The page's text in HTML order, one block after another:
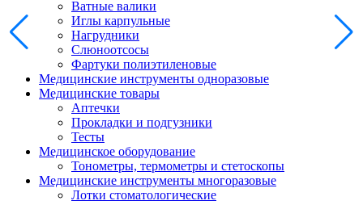
Ватные валики
Иглы карпульные
Нагрудники
Слюноотсосы
Фартуки полиэтиленовые
Медицинские инструменты одноразовые
Медицинские товары
Аптечки
Прокладки и подгузники
Тесты
Медицинское оборудование
Тонометры, термометры и стетоскопы
Медицинские инструменты многоразовые
Лотки стоматологические